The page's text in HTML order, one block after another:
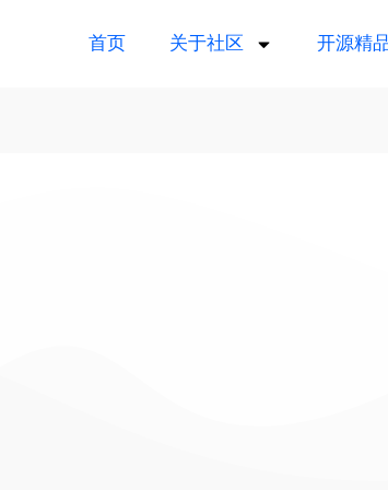
首页 关于社区 开源精